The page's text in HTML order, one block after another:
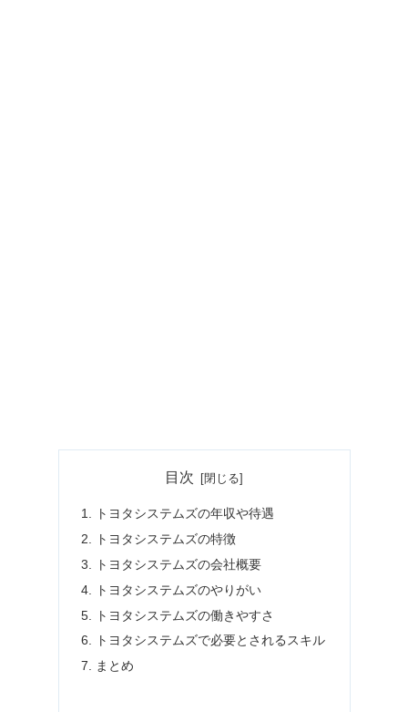
目次
トヨタシステムズの年収や待遇
トヨタシステムズの特徴
トヨタシステムズの会社概要
トヨタシステムズのやりがい
トヨタシステムズの働きやすさ
トヨタシステムズで必要とされるスキル
まとめ